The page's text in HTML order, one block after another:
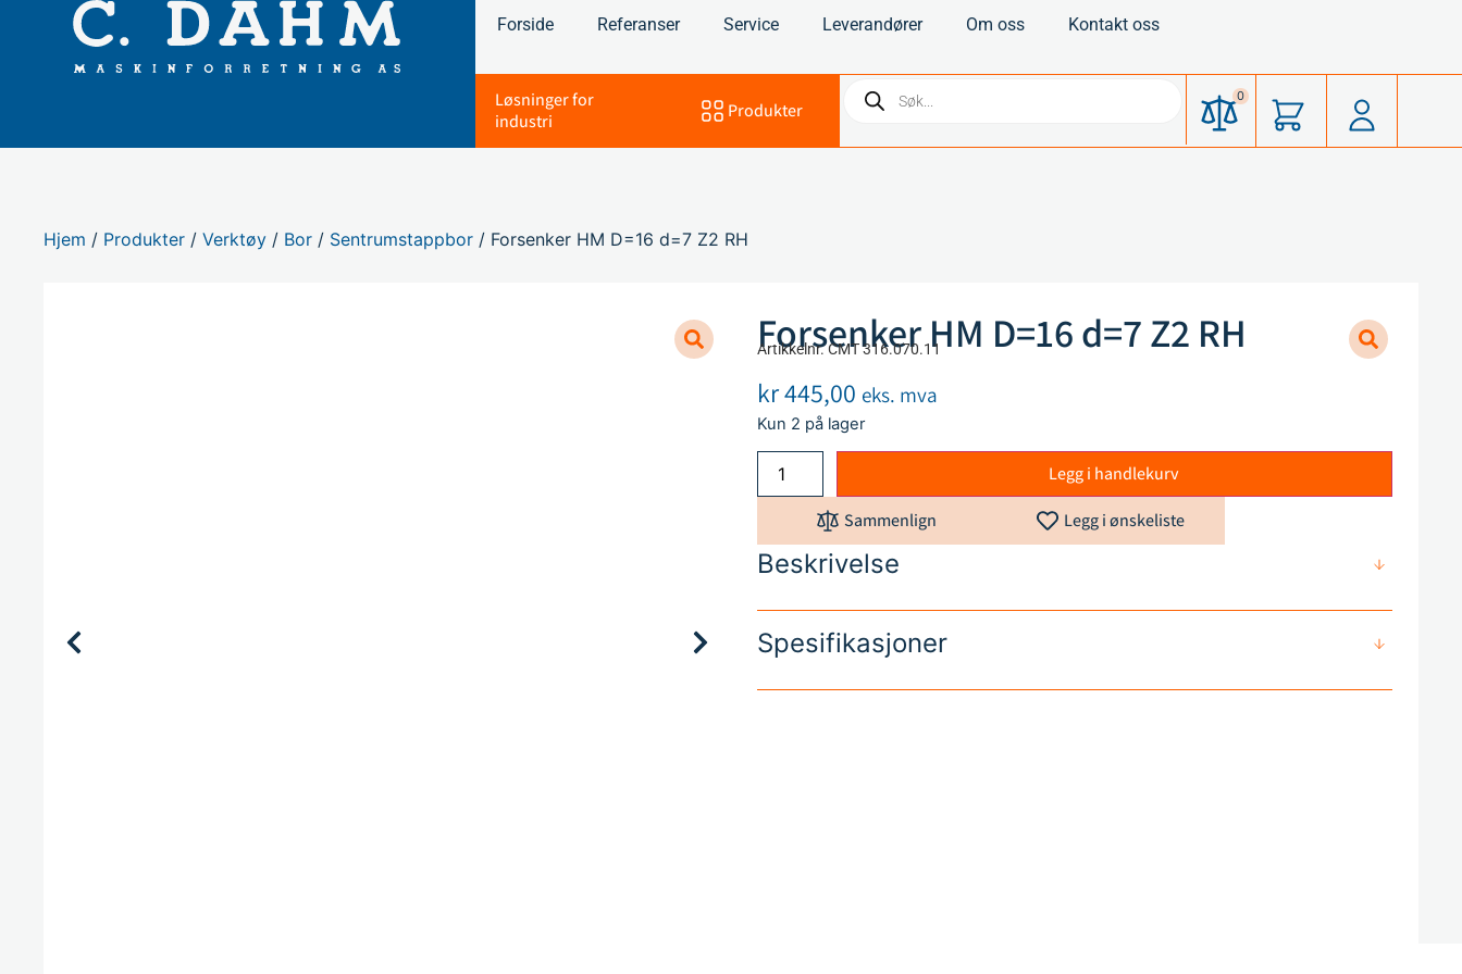
Forside Referanser Service Leverandører Om oss Kontakt oss
Løsninger for
industri
Produkter
0
Hjem / Produkter /Verktøy / Bor / Sentrumstappbor / Forsenker HM D=16 d=7 Z2 RH
Forsenker HM D=16 d=7 Z2 RH
Artikkelnr. CMT 316.070.11
kr445,00 eks. mva
Kun 2 på lager
Legg i handlekurv
Sammenlign Legg i ønskeliste
Beskrivelse
Spesifikasjoner